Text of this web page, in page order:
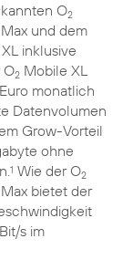
O2
und dem
inklusive
O2Mobile XL
monatlich
Datenvolumen
Grow-Vorteil
ohne
1 Wie der O2
bietet der
s im